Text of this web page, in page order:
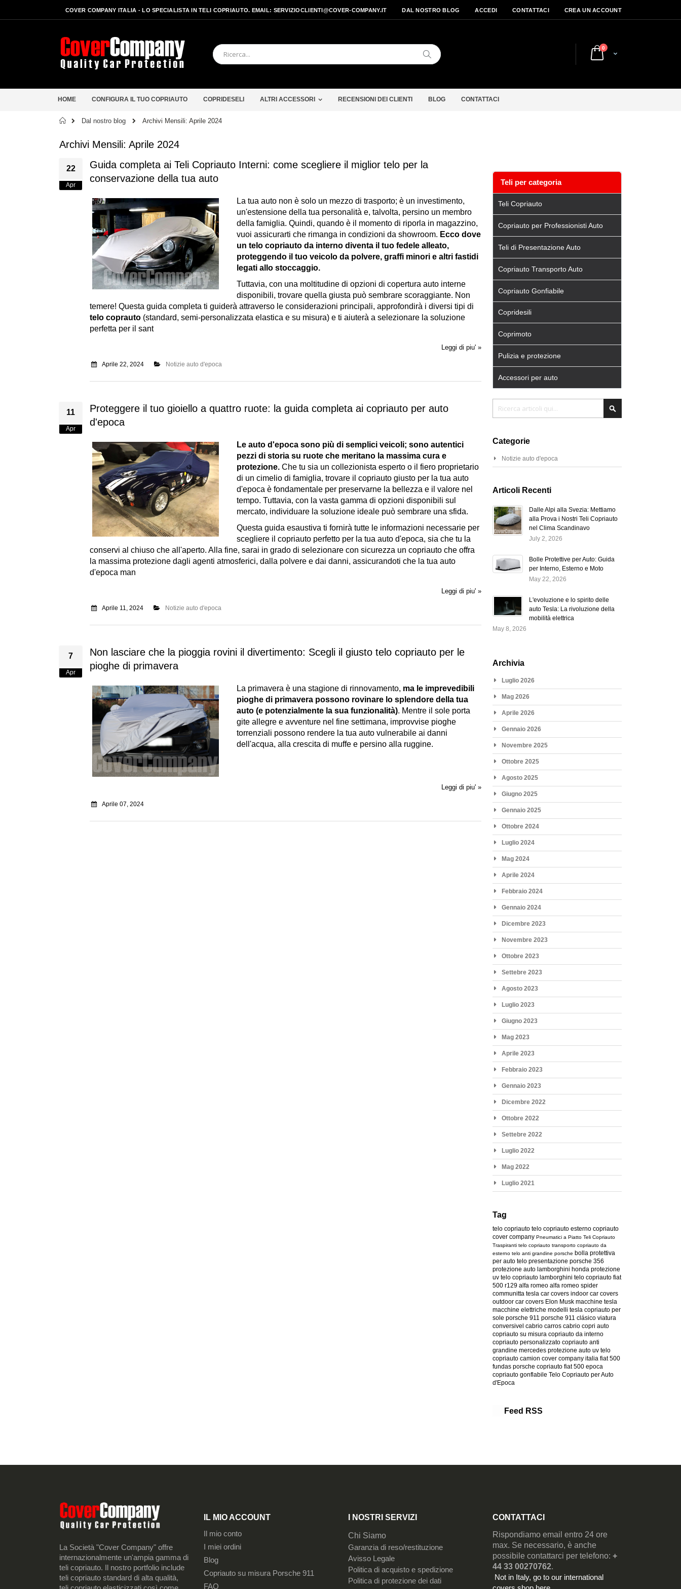
COVER COMPANY ITALIA - LO SPECIALISTA IN TELI COPRIAUTO. EMAIL: SERVIZIOCLIENTI@COVER-COMPANY.IT DAL NOSTRO BLOG ACCEDI CONTATTACI CREA UN ACCOUNT
Cart
0elementi
Cerca
HOME CONFIGURA IL TUO COPRIAUTO COPRIDESELI ALTRI ACCESSORI RECENSIONI DEI CLIENTI BLOG CONTATTACI
HomeDal nostro blog Archivi Mensili: Aprile 2024
Archivi Mensili: Aprile 2024
22
Apr
Guida completa ai Teli Copriauto Interni: come scegliere il miglior telo per la
conservazione della tua auto
La tua auto non è solo un mezzo di trasporto; è un investimento,
un'estensione della tua personalità e, talvolta, persino un membro
della famiglia. Quindi, quando è il momento di riporla in magazzino,
vuoi assicurarti che rimanga in condizioni da showroom. Ecco dove
un telo copriauto da interno diventa il tuo fedele alleato,
proteggendo il tuo veicolo da polvere, graffi minori e altri fastidi
legati allo stoccaggio.
Tuttavia, con una moltitudine di opzioni di copertura auto interne
disponibili, trovare quella giusta può sembrare scoraggiante. Non
temere! Questa guida completa ti guiderà attraverso le considerazioni principali, approfondirà i diversi tipi di
telo coprauto (standard, semi-personalizzata elastica e su misura) e ti aiuterà a selezionare la soluzione
perfetta per il sant
Leggi di piu' »
Aprile 22, 2024 Notizie auto d'epoca
11
Apr
Proteggere il tuo gioiello a quattro ruote: la guida completa ai copriauto per auto
d'epoca
Le auto d'epoca sono più di semplici veicoli; sono autentici
pezzi di storia su ruote che meritano la massima cura e
protezione. Che tu sia un collezionista esperto o il fiero proprietario
di un cimelio di famiglia, trovare il copriauto giusto per la tua auto
d'epoca è fondamentale per preservarne la bellezza e il valore nel
tempo. Tuttavia, con la vasta gamma di opzioni disponibili sul
mercato, individuare la soluzione ideale può sembrare una sfida.
Questa guida esaustiva ti fornirà tutte le informazioni necessarie per
scegliere il copriauto perfetto per la tua auto d'epoca, sia che tu la
conservi al chiuso che all'aperto. Alla fine, sarai in grado di selezionare con sicurezza un copriauto che offra
la massima protezione dagli agenti atmosferici, dalla polvere e dai danni, assicurandoti che la tua auto
d'epoca man
Leggi di piu' »
Aprile 11, 2024 Notizie auto d'epoca
7
Apr
Non lasciare che la pioggia rovini il divertimento: Scegli il giusto telo copriauto per le
pioghe di primavera
La primavera è una stagione di rinnovamento, ma le imprevedibili
pioghe di primavera possono rovinare lo splendore della tua
auto (e potenzialmente la sua funzionalità). Mentre il sole porta
gite allegre e avventure nel fine settimana, improvvise pioghe
torrenziali possono rendere la tua auto vulnerabile ai danni
dell'acqua, alla crescita di muffe e persino alla ruggine.
Leggi di piu' »
Aprile 07, 2024
Teli per categoria
Teli Copriauto
Copriauto per Professionisti Auto
Teli di Presentazione Auto
Copriauto Transporto Auto
Copriauto Gonfiabile
Copridesili
Coprimoto
Pulizia e protezione
Accessori per auto
Categorie
Notizie auto d'epoca
Articoli Recenti
Dalle Alpi alla Svezia: Mettiamo
alla Prova i Nostri Teli Copriauto
nel Clima Scandinavo
July 2, 2026
Bolle Protettive per Auto: Guida
per Interno, Esterno e Moto
May 22, 2026
L'evoluzione e lo spirito delle
auto Tesla: La rivoluzione della
mobilità elettrica
May 8, 2026
Archivia
Luglio 2026
Mag 2026
Aprile 2026
Gennaio 2026
Novembre 2025
Ottobre 2025
Agosto 2025
Giugno 2025
Gennaio 2025
Ottobre 2024
Luglio 2024
Mag 2024
Aprile 2024
Febbraio 2024
Gennaio 2024
Dicembre 2023
Novembre 2023
Ottobre 2023
Settebre 2023
Agosto 2023
Luglio 2023
Giugno 2023
Mag 2023
Aprile 2023
Febbraio 2023
Gennaio 2023
Dicembre 2022
Ottobre 2022
Settebre 2022
Luglio 2022
Mag 2022
Luglio 2021
Tag
telo copriauto telo copriauto esterno copriauto
cover company Pneumatici a Piatto Teli Copriauto
Traspiranti telo copriauto transporto copriauto da
esterno telo anti grandine porsche bolla protettiva
per auto telo presentazione porsche 356
protezione auto lamborghini honda protezione
uv telo copriauto lamborghini telo copriauto fiat
500 r129 alfa romeo alfa romeo spider
communitta tesla car covers indoor car covers
outdoor car covers Elon Musk macchine tesla
macchine elettriche modelli tesla copriauto per
sole porsche 911 porsche 911 clásico viatura
conversivel cabrio carros cabrio copri auto
copriauto su misura copriauto da interno
copriauto personalizzato copriauto anti
grandine mercedes protezione auto uv telo
copriauto camion cover company italia fiat 500
fundas porsche copriauto fiat 500 epoca
copriauto gonflabile Telo Copriauto per Auto
d'Epoca
Feed RSS
La Società "Cover Company" offre
internazionalmente un'ampia gamma di
teli copriauto. Il nostro portfolio include
teli copriauto standard di alta qualità,
IL MIO ACCOUNT
Il mio conto
I miei ordini
Blog
Copriauto su misura Porsche 911
FAQ
I NOSTRI SERVIZI
Chi Siamo
Garanzia di reso/restituzione
Avisso Legale
Politica di acquisto e spedizione
Politica di protezione dei dati
CONTATTACI
Rispondiamo email entro 24 ore
max. Se necessario, è anche
possibile contattarci per telefono: +
44 33 00270762.
Not in Italy, go to our international